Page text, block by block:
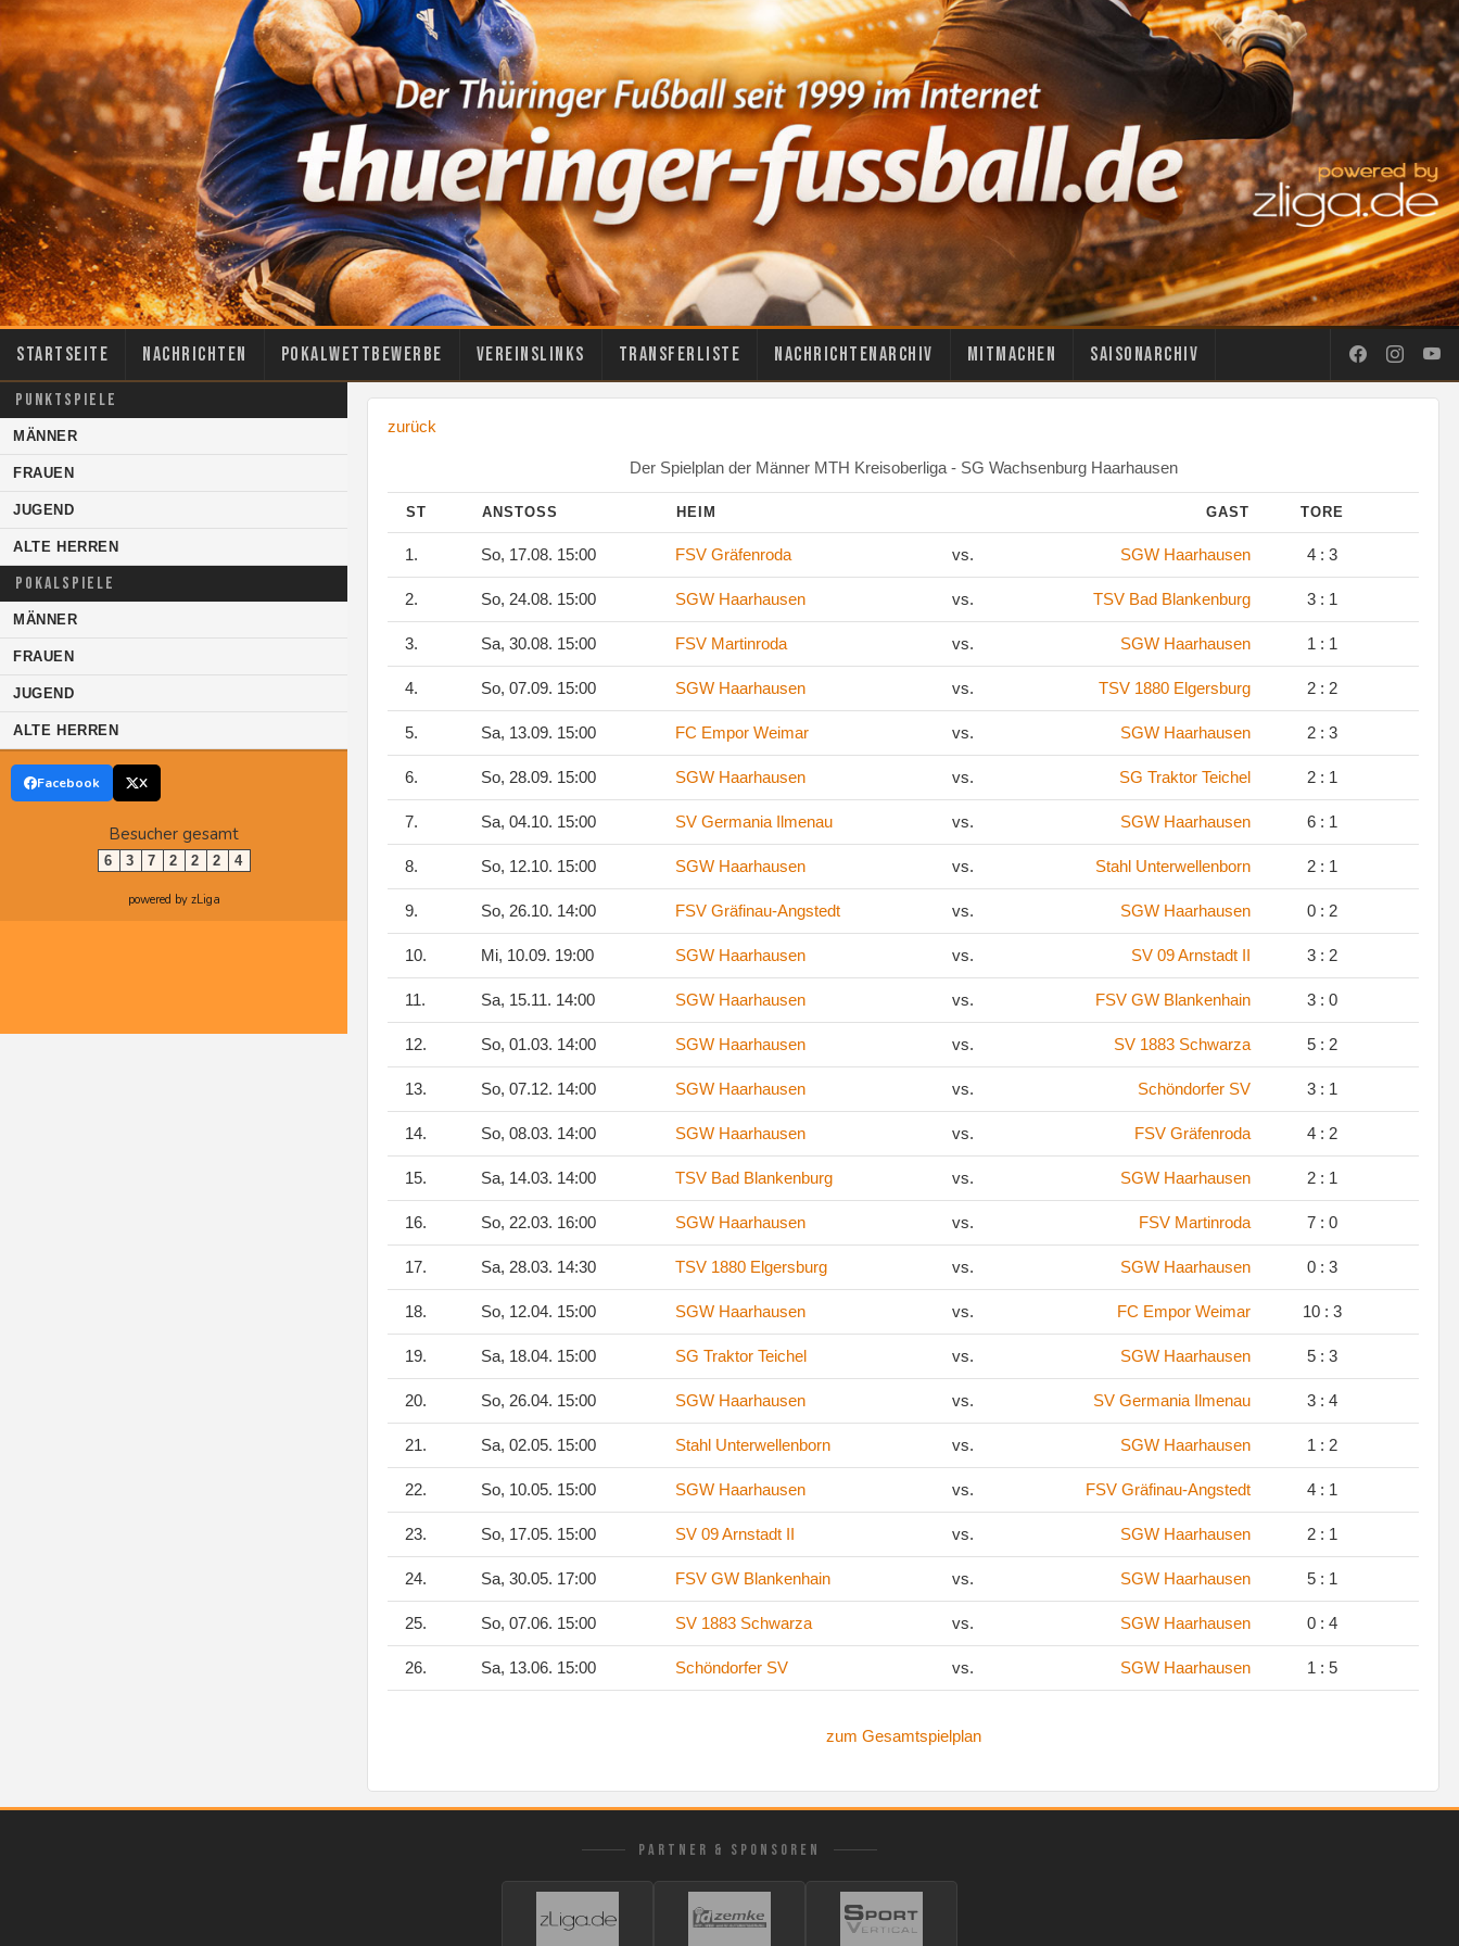
Startseite Nachrichten Pokalwettbewerbe Vereinslinks Transferliste Nachrichtenarchiv Mitmachen Saisonarchiv
PUNKTSPIELE
MÄNNER
FRAUEN
JUGEND
ALTE HERREN
POKALSPIELE
MÄNNER
FRAUEN
JUGEND
ALTE HERREN
Facebook X
Besucher gesamt
6 3 7 2 2 2 4
powered by zLiga
zurück
Der Spielplan der Männer MTH Kreisoberliga - SG Wachsenburg Haarhausen
ST ANSTOSS HEIM GAST TORE
1. So, 17.08. 15:00 FSV Gräfenroda vs. SGW Haarhausen 4 : 3
2. So, 24.08. 15:00 SGW Haarhausen vs. TSV Bad Blankenburg 3 : 1
3. Sa, 30.08. 15:00 FSV Martinroda vs. SGW Haarhausen 1 : 1
4. So, 07.09. 15:00 SGW Haarhausen vs. TSV 1880 Elgersburg 2 : 2
5. Sa, 13.09. 15:00 FC Empor Weimar vs. SGW Haarhausen 2 : 3
6. So, 28.09. 15:00 SGW Haarhausen vs. SG Traktor Teichel 2 : 1
7. Sa, 04.10. 15:00 SV Germania Ilmenau vs. SGW Haarhausen 6 : 1
8. So, 12.10. 15:00 SGW Haarhausen vs. Stahl Unterwellenborn 2 : 1
9. So, 26.10. 14:00 FSV Gräfinau-Angstedt vs. SGW Haarhausen 0 : 2
10. Mi, 10.09. 19:00 SGW Haarhausen vs. SV 09 Arnstadt II 3 : 2
11. Sa, 15.11. 14:00 SGW Haarhausen vs. FSV GW Blankenhain 3 : 0
12. So, 01.03. 14:00 SGW Haarhausen vs. SV 1883 Schwarza 5 : 2
13. So, 07.12. 14:00 SGW Haarhausen vs. Schöndorfer SV 3 : 1
14. So, 08.03. 14:00 SGW Haarhausen vs. FSV Gräfenroda 4 : 2
15. Sa, 14.03. 14:00 TSV Bad Blankenburg vs. SGW Haarhausen 2 : 1
16. So, 22.03. 16:00 SGW Haarhausen vs. FSV Martinroda 7 : 0
17. Sa, 28.03. 14:30 TSV 1880 Elgersburg vs. SGW Haarhausen 0 : 3
18. So, 12.04. 15:00 SGW Haarhausen vs. FC Empor Weimar 10 : 3
19. Sa, 18.04. 15:00 SG Traktor Teichel vs. SGW Haarhausen 5 : 3
20. So, 26.04. 15:00 SGW Haarhausen vs. SV Germania Ilmenau 3 : 4
21. Sa, 02.05. 15:00 Stahl Unterwellenborn vs. SGW Haarhausen 1 : 2
22. So, 10.05. 15:00 SGW Haarhausen vs. FSV Gräfinau-Angstedt 4 : 1
23. So, 17.05. 15:00 SV 09 Arnstadt II vs. SGW Haarhausen 2 : 1
24. Sa, 30.05. 17:00 FSV GW Blankenhain vs. SGW Haarhausen 5 : 1
25. So, 07.06. 15:00 SV 1883 Schwarza vs. SGW Haarhausen 0 : 4
26. Sa, 13.06. 15:00 Schöndorfer SV vs. SGW Haarhausen 1 : 5
zum Gesamtspielplan
PARTNER & SPONSOREN